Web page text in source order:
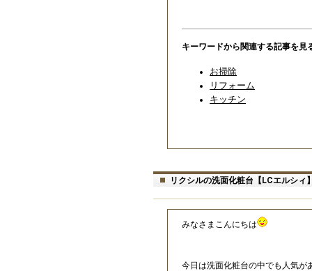
キーワードから関連する記事を見
お掃除
リフォーム
キッチン
リクシルの洗面化粧台【LCエルシィ
みなさまこんにちは
今日は洗面化粧台の中でも人気が